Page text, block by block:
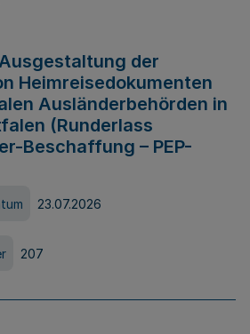
der
Heimreisedokumenten
Ausländerbehörden in
(Runderlass
Beschaffung – PEP-
23.07.2026
207